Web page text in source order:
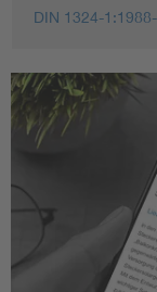
DIN 1324-